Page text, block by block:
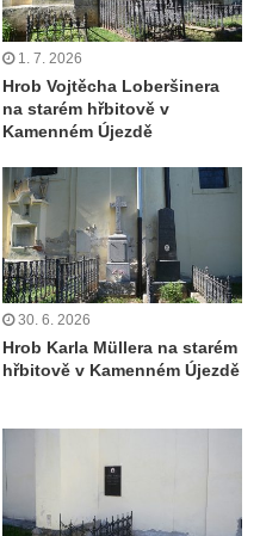
radnici v
tábora na
nad Nisou
ulici v
v Krásné
v
hřbitově v
v
1. 7. 2026
Hrob Vojtěcha Loberšinera
na starém hřbitově v
Kamenném Újezdě
30. 6. 2026
Hrob Karla Müllera na starém
hřbitově v Kamenném Újezdě